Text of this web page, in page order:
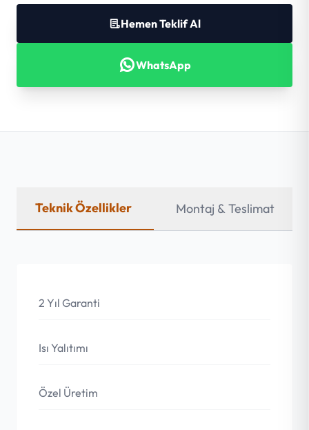
Hemen Teklif Al
WhatsApp
Teknik Özellikler Montaj & Teslimat
2 Yıl Garanti
Isı Yalıtımı
Özel Üretim